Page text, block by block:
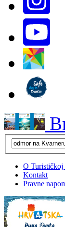
O Turističkoj
Kontakt
Pravne